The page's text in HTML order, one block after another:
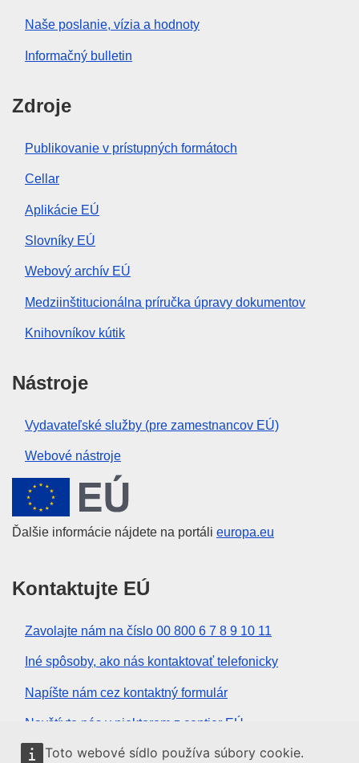
Toto webové sídlo používa súbory cookie.
Naše poslanie, vízia a hodnoty
Informačný bulletin
Zdroje
Publikovanie v prístupných formátoch
Cellar
Aplikácie EÚ
Slovníky EÚ
Webový archív EÚ
Medziinštitucionálna príručka úpravy dokumentov
Knihovníkov kútik
Nástroje
Vydavateľské služby (pre zamestnancov EÚ)
Webové nástroje
Európska únia
Ďalšie informácie nájdete na portáli europa.eu
Kontaktujte EÚ
Zavolajte nám na číslo 00 800 6 7 8 9 10 11
Iné spôsoby, ako nás kontaktovať telefonicky
Napíšte nám cez kontaktný formulár
Navštívte nás v niektorom z centier EÚ